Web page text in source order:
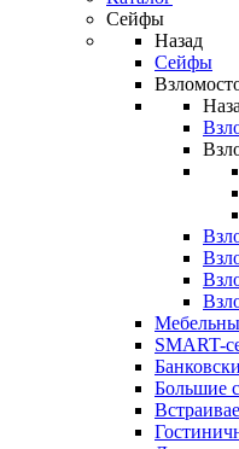
Сейфы
Назад
Сейфы
SMART-
Большие